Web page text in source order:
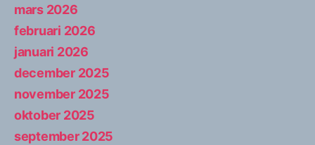
mars 2026
februari 2026
januari 2026
december 2025
november 2025
oktober 2025
september 2025